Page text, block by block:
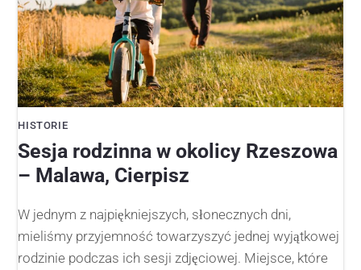
HISTORIE
Sesja rodzinna w okolicy Rzeszowa
– Malawa, Cierpisz
W jednym z najpiękniejszych, słonecznych dni,
mieliśmy przyjemność towarzyszyć jednej wyjątkowej
rodzinie podczas ich sesji zdjęciowej. Miejsce, które